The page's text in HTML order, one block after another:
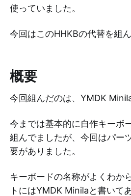
使っていました。
今回はこのHHKBの代替を組ん
概要
今回組んだのは、YMDK Minila
今までは基本的に自作キーボ
組んでましたが、今回はパー
要がありました。
キーボードの名称がよくわか
トにはYMDK Minilaと書いて